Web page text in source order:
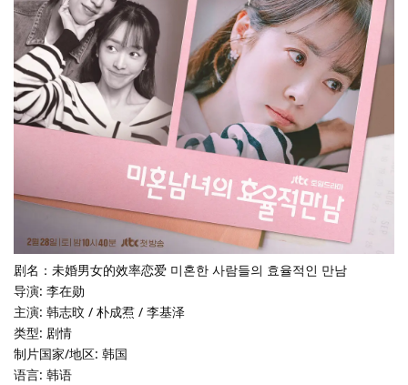
剧名：未婚男女的效率恋爱 미혼한 사람들의 효율적인 만남
导演: 李在勋
主演: 韩志旼 / 朴成焄 / 李基泽
类型: 剧情
制片国家/地区: 韩国
语言: 韩语